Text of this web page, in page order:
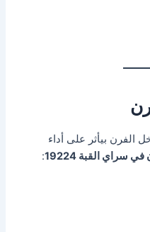
الفرن بيأثر على أداء
سراي القبة 19224 :